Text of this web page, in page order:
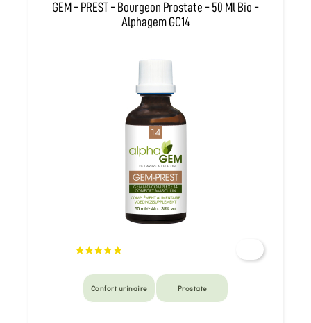
GEM - PREST - Bourgeon Prostate - 50 Ml Bio -
Alphagem GC14
Confort urinaire Prostate